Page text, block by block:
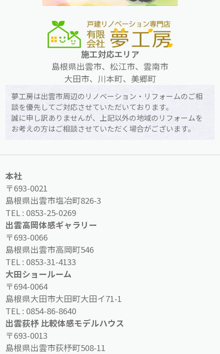
施工対応エリア
島根県出雲市、松江市、雲南市
大田市、川本町、美郷町
夢工房は出雲市周辺のリノベーション・リフォームのご相
談を優先してご対応させていただいております。
誠に申し訳ありませんが、上記以外の地域のリフォームを
お考えの方はご相談させていただく場合がございます。
本社
〒693-0021
島根県出雲市塩冶町826-3
TEL : 0853-25-0269
出雲高岡体感ギャラリー
〒693-0066
島根県出雲市高岡町546
TEL : 0853-31-4133
大田ショールーム
〒694-0064
島根県大田市大田町大田イ71-1
TEL : 0854-86-8640
出雲荻杼 比較体感モデルハウス
〒693-0013
島根県出雲市荻杼町508-11